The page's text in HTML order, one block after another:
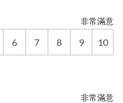
非常滿意
6 7 8 9 10
非常滿意